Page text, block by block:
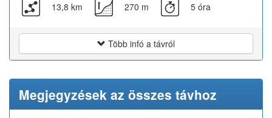
13,8 km
270 m 5 óra
Több infó a távról
Megjegyzések az összes távhoz